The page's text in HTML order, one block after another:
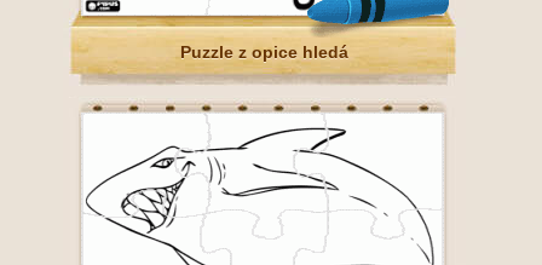
Puzzle z opice hledá